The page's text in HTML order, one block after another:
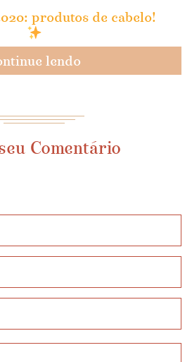
produtos de cabelo!
lendo
Comentário